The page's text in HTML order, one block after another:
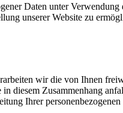
Daten unter
unserer Website zu
wir die von Ihnen
diesem Zusammenhang
Ihrer